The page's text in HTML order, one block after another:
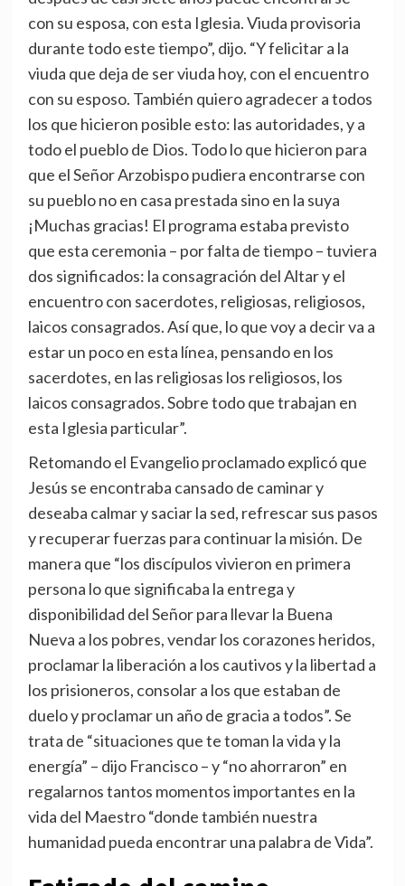
con su esposa, con esta Iglesia. Viuda provisoria
durante todo este tiempo”, dijo. “Y felicitar a la
viuda que deja de ser viuda hoy, con el encuentro
con su esposo. También quiero agradecer a todos
los que hicieron posible esto: las autoridades, y a
todo el pueblo de Dios. Todo lo que hicieron para
que el Señor Arzobispo pudiera encontrarse con
su pueblo no en casa prestada sino en la suya
¡Muchas gracias! El programa estaba previsto
que esta ceremonia – por falta de tiempo – tuviera
dos significados: la consagración del Altar y el
encuentro con sacerdotes, religiosas, religiosos,
laicos consagrados. Así que, lo que voy a decir va a
estar un poco en esta línea, pensando en los
sacerdotes, en las religiosas los religiosos, los
laicos consagrados. Sobre todo que trabajan en
esta Iglesia particular”.
Retomando el Evangelio proclamado explicó que
Jesús se encontraba cansado de caminar y
deseaba calmar y saciar la sed, refrescar sus pasos
y recuperar fuerzas para continuar la misión. De
manera que “los discípulos vivieron en primera
persona lo que significaba la entrega y
disponibilidad del Señor para llevar la Buena
Nueva a los pobres, vendar los corazones heridos,
proclamar la liberación a los cautivos y la libertad a
los prisioneros, consolar a los que estaban de
duelo y proclamar un año de gracia a todos”. Se
trata de “situaciones que te toman la vida y la
energía” – dijo Francisco – y “no ahorraron” en
regalarnos tantos momentos importantes en la
vida del Maestro “donde también nuestra
humanidad pueda encontrar una palabra de Vida”.